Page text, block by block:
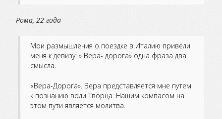
— Рома, 22 года
Мои размышления о поездке в Италию привели
меня к девизу: » Вера- дорога» одна фраза два
смысла.
«Вера-Дорога». Вера представляется мне путем
к познанию воли Творца. Нашим компасом на
этом пути является молитва.